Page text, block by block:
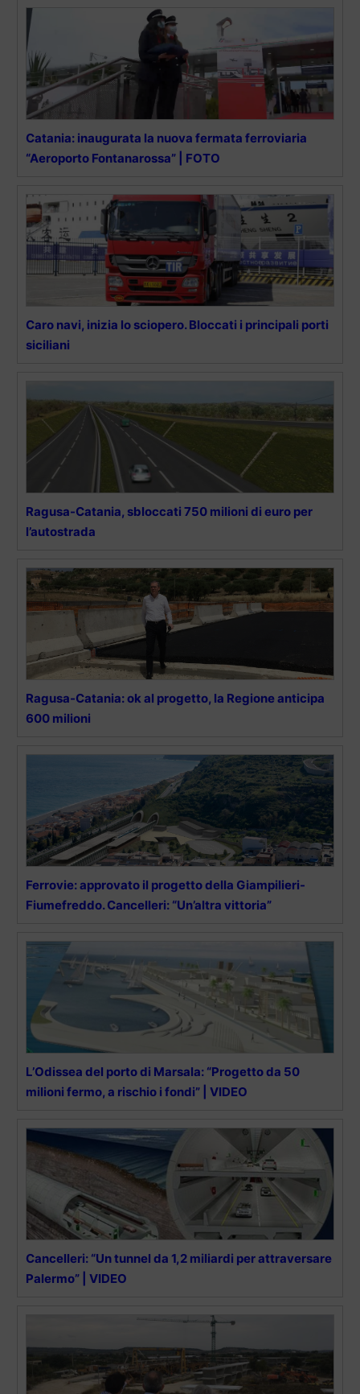
Catania: inaugurata la nuova fermata ferroviaria
“Aeroporto Fontanarossa” | FOTO
Caro navi, inizia lo sciopero. Bloccati i principali porti
siciliani
Ragusa-Catania, sbloccati 750 milioni di euro per
l’autostrada
Ragusa-Catania: ok al progetto, la Regione anticipa
600 milioni
Ferrovie: approvato il progetto della Giampilieri-
Fiumefreddo. Cancelleri: “Un’altra vittoria”
L’Odissea del porto di Marsala: “Progetto da 50
milioni fermo, a rischio i fondi” | VIDEO
Cancelleri: “Un tunnel da 1,2 miliardi per attraversare
Palermo” | VIDEO